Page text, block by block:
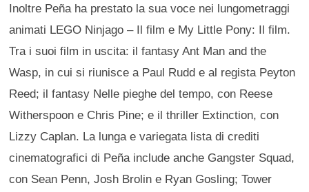
Inoltre Peña ha prestato la sua voce nei lungometraggi
animati LEGO Ninjago – Il film e My Little Pony: Il film.
Tra i suoi film in uscita: il fantasy Ant Man and the
Wasp, in cui si riunisce a Paul Rudd e al regista Peyton
Reed; il fantasy Nelle pieghe del tempo, con Reese
Witherspoon e Chris Pine; e il thriller Extinction, con
Lizzy Caplan. La lunga e variegata lista di crediti
cinematografici di Peña include anche Gangster Squad,
con Sean Penn, Josh Brolin e Ryan Gosling; Tower